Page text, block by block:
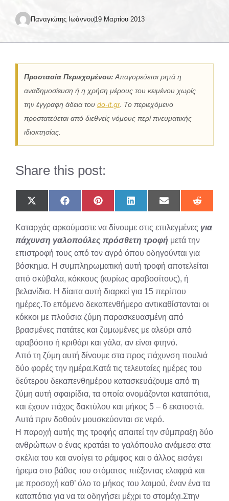
Παναγιώτης Ιωάννου19 Μαρτίου 2013
Προστασία Περιεχομένου: Απαγορεύεται ρητά η
αναδημοσίευση ή η χρήση μέρους του κειμένου χωρίς
την έγγραφη άδεια του do-it.gr. Το περιεχόμενο
προστατεύεται από διεθνείς νόμους περί πνευματικής
ιδιοκτησίας.
Share this post:
Share
on
(Twitter)
Share
on
Share
on
Share
on
Share
on
Share
on
Καταρχάς αρκούμαστε να δίνουμε στις επιλεγμένες για
πάχυνση γαλοπούλες πρόσθετη τροφή μετά την
επιστροφή τους από τον αγρό όπου οδηγούνται για
βόσκημα. Η συμπληρωματική αυτή τροφή αποτελείται
από σκύβαλα, κόκκους (κυρίως αραβοσίτους), ή
βελανίδια. Η δίαιτα αυτή διαρκεί για 15 περίπου
ημέρες.Το επόμενο δεκαπενθήμερο αντικαθίστανται οι
κόκκοι με πλούσια ζύμη παρασκευασμένη από
βρασμένες πατάτες και ζυμωμένες με αλεύρι από
αραβόσιτο ή κριθάρι και γάλα, αν είναι φτηνό.
Από τη ζύμη αυτή δίνουμε στα προς πάχυνση πουλιά
δύο φορές την ημέρα.Κατά τις τελευταίες ημέρες του
δεύτερου δεκαπενθημέρου κατασκευάζουμε από τη
ζύμη αυτή σφαιρίδια, τα οποία ονομάζονται καταπότια,
και έχουν πάχος δακτύλου και μήκος 5 – 6 εκατοστά.
Αυτά πριν δοθούν μουσκεύονται σε νερό.
Η παροχή αυτής της τροφής απαιτεί την σύμπραξη δύο
ανθρώπων ο ένας κρατάει το γαλόπουλο ανάμεσα στα
σκέλια του και ανοίγει το ράμφος και ο άλλος εισάγει
ήρεμα στο βάθος του στόματος πιέζοντας ελαφρά και
με προσοχή καθ’ όλο το μήκος του λαιμού, έναν ένα τα
καταπότια για να τα οδηγήσει μέχρι το στομάχι.Στην